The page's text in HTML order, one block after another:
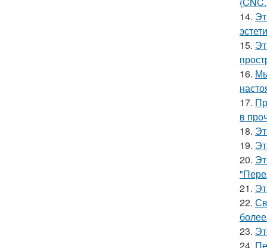
14.
15.
16.
17.
в
18.
19.
20.
21.
22.
23.